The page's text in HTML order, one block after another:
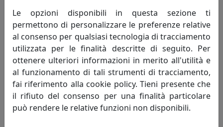
IPlex
385,00 €
Le opzioni disponibili in questa sezione ti
permettono di personalizzare le preferenze relative
al consenso per qualsiasi tecnologia di tracciamento
utilizzata per le finalità descritte di seguito. Per
ottenere ulteriori informazioni in merito all'utilità e
al funzionamento di tali strumenti di tracciamento,
fai riferimento alla cookie policy. Tieni presente che
il rifiuto del consenso per una finalità particolare
può rendere le relative funzioni non disponibili.